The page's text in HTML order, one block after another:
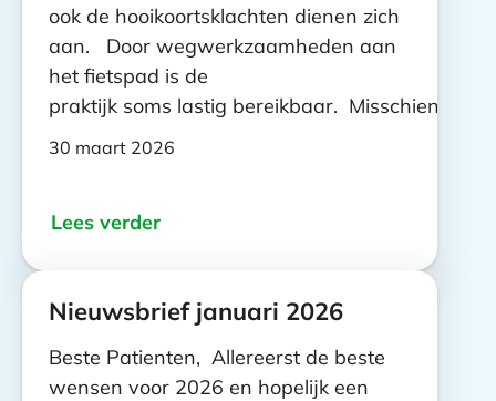
30 maart 2026
ook de hooikoortsklachten dienen zich
aan. Door wegwerkzaamheden aan
het fietspad is de
praktijk soms lastig bereikbaar. Misschien…
Lees verder
Nieuwsbrief januari 2026
Beste Patienten, Allereerst de beste
wensen voor 2026 en hopelijk een